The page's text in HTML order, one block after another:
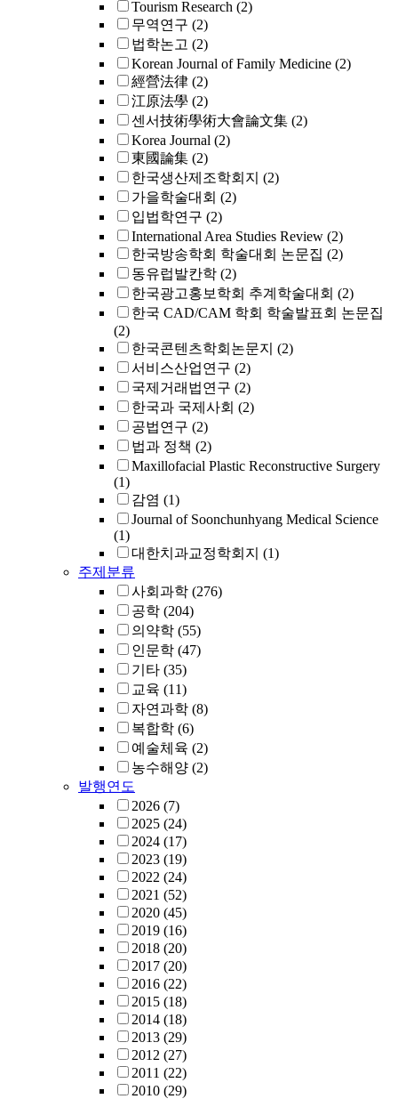
Tourism Research (2)
무역연구 (2)
법학논고 (2)
Korean Journal of Family Medicine (2)
經營法律 (2)
江原法學 (2)
센서技術學術大會論文集 (2)
Korea Journal (2)
東國論集 (2)
한국생산제조학회지 (2)
가을학술대회 (2)
입법학연구 (2)
International Area Studies Review (2)
한국방송학회 학술대회 논문집 (2)
동유럽발칸학 (2)
한국광고홍보학회 추계학술대회 (2)
한국 CAD/CAM 학회 학술발표회 논문집
(2)
한국콘텐츠학회논문지 (2)
서비스산업연구 (2)
국제거래법연구 (2)
한국과 국제사회 (2)
공법연구 (2)
법과 정책 (2)
Maxillofacial Plastic Reconstructive Surgery
(1)
감염 (1)
Journal of Soonchunhyang Medical Science
(1)
대한치과교정학회지 (1)
주제분류
사회과학 (276)
공학 (204)
의약학 (55)
인문학 (47)
기타 (35)
교육 (11)
자연과학 (8)
복합학 (6)
예술체육 (2)
농수해양 (2)
발행연도
2026 (7)
2025 (24)
2024 (17)
2023 (19)
2022 (24)
2021 (52)
2020 (45)
2019 (16)
2018 (20)
2017 (20)
2016 (22)
2015 (18)
2014 (18)
2013 (29)
2012 (27)
2011 (22)
2010 (29)